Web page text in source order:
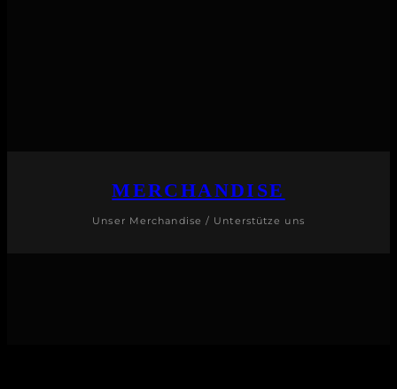
MERCHANDISE
Unser Merchandise / Unterstütze uns